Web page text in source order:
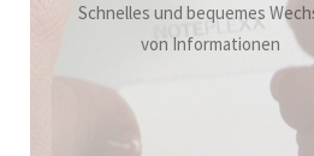
Schnelles und bequemes
von Informationen